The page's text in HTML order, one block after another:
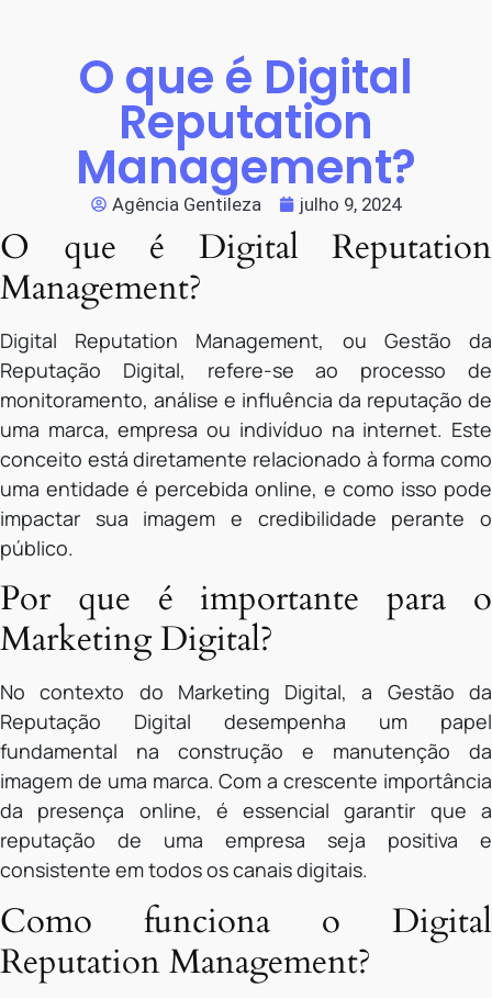
O que é Digital
Reputation
Management?
Agência Gentileza julho 9, 2024
O que é Digital Reputation
Management?
Digital Reputation Management, ou Gestão da
Reputação Digital, refere-se ao processo de
monitoramento, análise e influência da reputação de
uma marca, empresa ou indivíduo na internet. Este
conceito está diretamente relacionado à forma como
uma entidade é percebida online, e como isso pode
impactar sua imagem e credibilidade perante o
público.
Por que é importante para o
Marketing Digital?
No contexto do Marketing Digital, a Gestão da
Reputação Digital desempenha um papel
fundamental na construção e manutenção da
imagem de uma marca. Com a crescente importância
da presença online, é essencial garantir que a
reputação de uma empresa seja positiva e
consistente em todos os canais digitais.
Como funciona o Digital
Reputation Management?